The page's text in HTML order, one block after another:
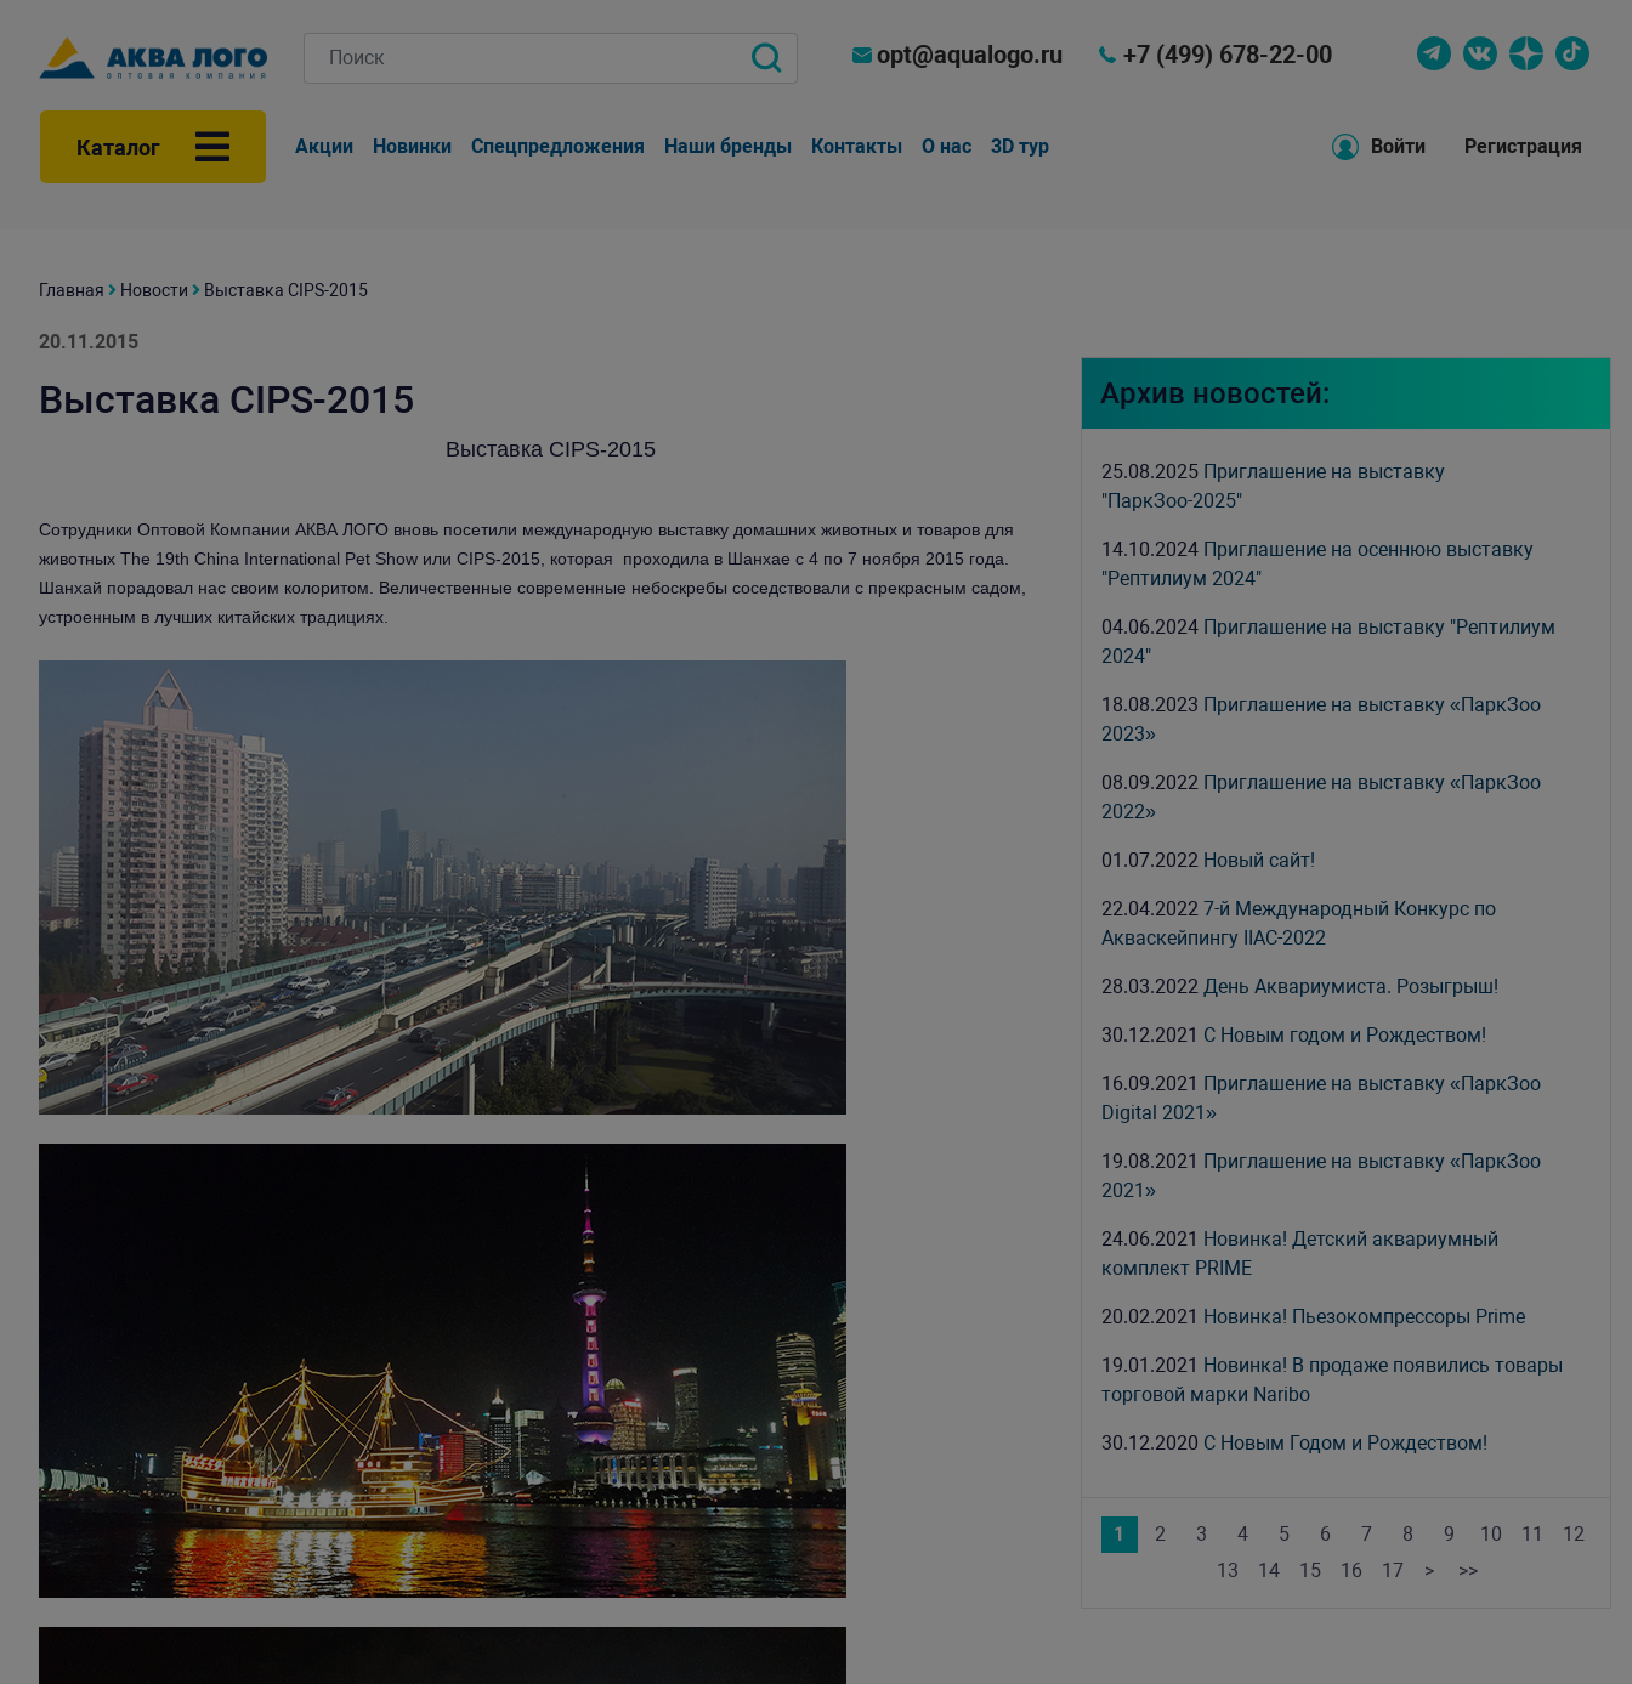
opt@aqualogo.ru +7 (499) 678-22-00
Каталог Акции Новинки Спецпредложения Наши бренды Контакты О нас 3D тур Войти Регистрация
Главная Новости Выставка CIPS-2015
20.11.2015
Выставка CIPS-2015
Выставка CIPS-2015
Сотрудники Оптовой Компании АКВА ЛОГО вновь посетили международную выставку домашних животных и товаров для
животных The 19th China International Pet Show или CIPS-2015, которая проходила в Шанхае с 4 по 7 ноября 2015 года.
Шанхай порадовал нас своим колоритом. Величественные современные небоскребы соседствовали с прекрасным садом,
устроенным в лучших китайских традициях.
Архив новостей:
25.08.2025 Приглашение на выставку
"ПаркЗоо-2025"
14.10.2024 Приглашение на осеннюю выставку
"Рептилиум 2024"
04.06.2024 Приглашение на выставку "Рептилиум
2024"
18.08.2023 Приглашение на выставку «ПаркЗоо
2023»
08.09.2022 Приглашение на выставку «ПаркЗоо
2022»
01.07.2022 Новый сайт!
22.04.20227-й Международный Конкурс по
Акваскейпингу IIAC-2022
28.03.2022День Аквариумиста. Розыгрыш!
30.12.2021 С Новым годом и Рождеством!
16.09.2021 Приглашение на выставку «ПаркЗоо
Digital 2021»
19.08.2021 Приглашение на выставку «ПаркЗоо
2021»
24.06.2021 Новинка! Детский аквариумный
комплект PRIME
20.02.2021 Новинка! Пьезокомпрессоры Prime
19.01.2021 Новинка! В продаже появились товары
торговой марки Naribo
30.12.2020 С Новым Годом и Рождеством!
1 2 3 4 5 6 7 8 9 10 11
12
13
14 15 16 17 > >>